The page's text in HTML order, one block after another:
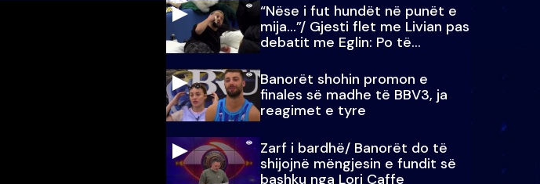
“Nëse i fut hundët në punët e
mija…”/ Gjesti flet me Livian pas
debatit me Eglin: Po të
paralajmëroj
Banorët shohin promon e
finales së madhe të BBV3, ja
reagimet e tyre
Zarf i bardhë/ Banorët do të
shijojnë mëngjesin e fundit së
bashku nga Lori Caffe